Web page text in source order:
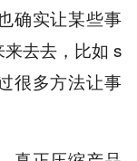
确实让某些事
去去，比如 s
很多方法让事